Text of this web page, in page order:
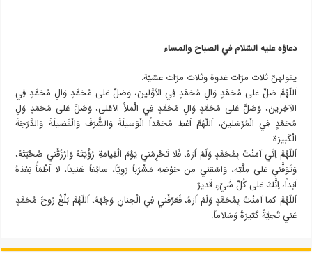
دعاؤه عليه السّلام في الصباح والمساء
يقولهنّ ثلاث مرّات غدوة وثلاث مرّات عشيّة:
اَللّهُمَّ صَلِّ عَلى مُحَمَّدٍ وَالِ مُحَمَّدٍ فِي الاَوَّلينَ، وَصَلِّ عَلى مُحَمَّدٍ وَالِ مُحَمَّدٍ فِي
الآخِرينَ، وَصَلَّ عَلى مُحَمَّدٍ وَالِ مُحَمَّدٍ فِي الْمَلأِ الاَعْلى، وَصَلِّ عَلى مُحَمَّدٍ وَلِ
مُحَمَّدٍ فِي الْمُرْسَلينَ، اَللّهُمَّ اَعْطِ مُحَمَّداً الْوَسيلَةَ وَالشَّرَفَ وَالْفَضيلَةَ وَالدَّرَجَةَ
الْكَبيرَة.
اَللّهُمَّ اِنّي آمَنْتُ بِمُحَمَّدٍ وَلَمْ اَرَهُ، فَلا تَحْرِمْني يَوْمَ الْقِيامَةِ رُؤْيَتَهُ وَارْزُقْني صُحْبَتَهُ،
وَتَوَفَّني عَلى مِلَّتِهِ، وَاسْقِني مِن حَوْضِهِ مَشْرَباً رَوِيّاً، سائِغاً هَنيئاً، لا اَظْمَأُ بَعْدَهُ
اَبَداً، اِنَّكَ عَلى كُلِّ شَيْءٍ قَديرٌ.
اَللّهُمَّ كما آمَنْتُ بِمُحَمَّدٍ وَلَمْ اَرَهُ، فَعَرِّفْني فِي الْجِنانِ وَجْهَهُ، اَللّهُمَّ بَلِّغْ رُوحَ مُحَمَّدٍ
عَني تَحِيَّةً كَثيرَةً وَسَلاماً.